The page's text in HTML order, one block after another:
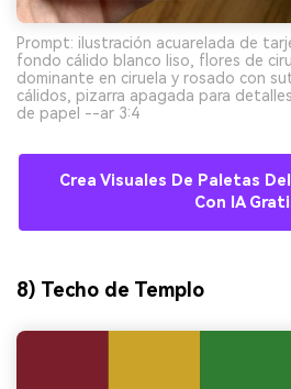
Prompt: ilustración acuarelada de
fondo cálido blanco liso, flores de
dominante en ciruela y rosado con
cálidos, pizarra apagada para
de papel --ar 3:4
Crea Visuales De Paletas
Con IA
8) Techo de Templo